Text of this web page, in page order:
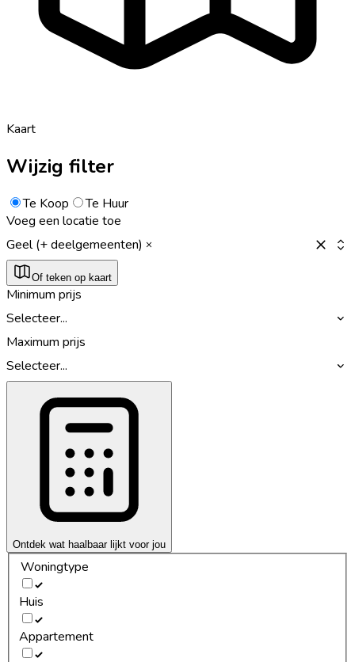
Kaart
Wijzig filter
Te Koop
Te Huur
Voeg een locatie toe
Geel (+ deelgemeenten)
Of teken op kaart
Minimum prijs
Selecteer...
Maximum prijs
Selecteer...
Ontdek wat haalbaar lijkt voor jou
Woningtype
Huis
Appartement